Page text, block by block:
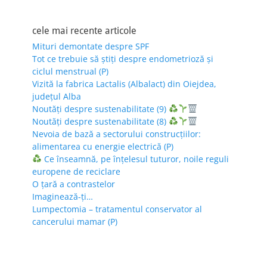
cele mai recente articole
Mituri demontate despre SPF
Tot ce trebuie să știți despre endometrioză și
ciclul menstrual (P)
Vizită la fabrica Lactalis (Albalact) din Oiejdea,
județul Alba
Noutăți despre sustenabilitate (9)
Noutăți despre sustenabilitate (8)
Nevoia de bază a sectorului construcțiilor:
alimentarea cu energie electrică (P)
Ce înseamnă, pe înțelesul tuturor, noile reguli
europene de reciclare
O țară a contrastelor
Imaginează-ți…
Lumpectomia – tratamentul conservator al
cancerului mamar (P)